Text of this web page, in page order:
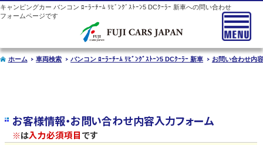
キャンピングカー バンコン ﾛｰﾗｰﾁｰﾑ ﾘﾋﾞﾝｸﾞｽﾄｰﾝ5 DCｸｰﾗｰ 新車への問い合わせ
フォームページです
ホーム 車両検索 バンコン ﾛｰﾗｰﾁｰﾑ ﾘﾋﾞﾝｸﾞｽﾄｰﾝ5 DCｸｰﾗｰ 新車 お問い合わせ内
お客様情報・お問い合わせ内容入力フォーム
※は入力必須項目です